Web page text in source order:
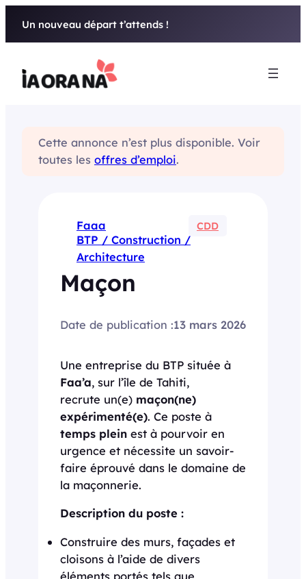
Un nouveau départ t’attends !
Cette annonce n’est plus disponible. Voir
toutes les offres d’emploi.
Faaa CDD
BTP / Construction /
Architecture
Maçon
Date de publication :13 mars 2026
Une entreprise du BTP située à
Faa’a, sur l’île de Tahiti,
recrute un(e) maçon(ne)
expérimenté(e). Ce poste à
temps plein est à pourvoir en
urgence et nécessite un savoir-
faire éprouvé dans le domaine de
la maçonnerie.
Description du poste :
Construire des murs, façades et
cloisons à l’aide de divers
éléments portés tels que